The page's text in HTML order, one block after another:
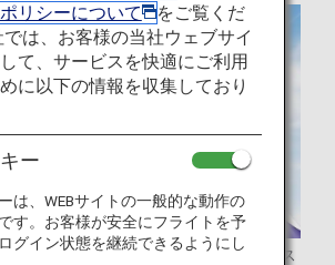
ローバルな航空連合として設立されたス
ポリシーについて
をご覧くだ
では、お客様の当社ウェブサイ
て、サービスを快適にご利用
に以下の情報を収集しており
ー
は、WEBサイトの一般的な動作の
す。お客様が安全にフライトを予
グイン状態を継続できるようにし